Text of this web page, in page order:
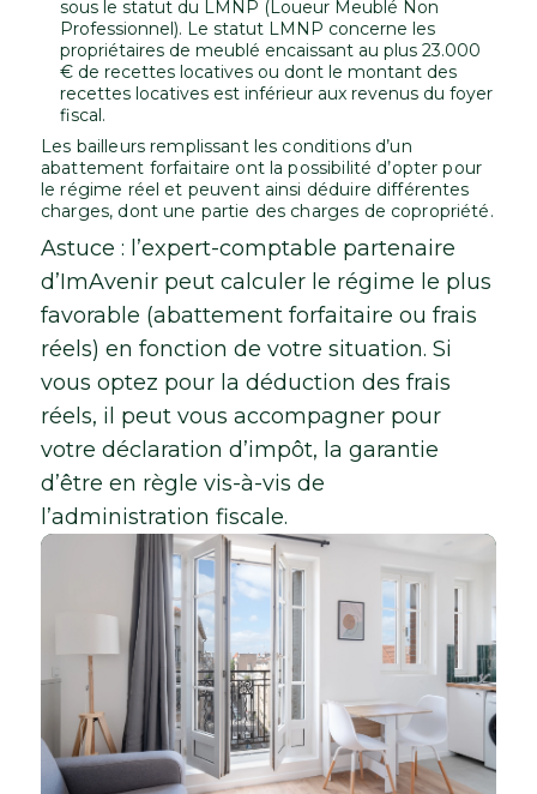
sous le statut du LMNP (Loueur Meublé Non
Professionnel). Le statut LMNP concerne les
propriétaires de meublé encaissant au plus 23.000
€ de recettes locatives ou dont le montant des
recettes locatives est inférieur aux revenus du foyer
fiscal.
Les bailleurs remplissant les conditions d’un
abattement forfaitaire ont la possibilité d’opter pour
le régime réel et peuvent ainsi déduire différentes
charges, dont une partie des charges de copropriété.
Astuce : l’expert-comptable partenaire
d’ImAvenir peut calculer le régime le plus
favorable (abattement forfaitaire ou frais
réels) en fonction de votre situation. Si
vous optez pour la déduction des frais
réels, il peut vous accompagner pour
votre déclaration d’impôt, la garantie
d’être en règle vis-à-vis de
l’administration fiscale.